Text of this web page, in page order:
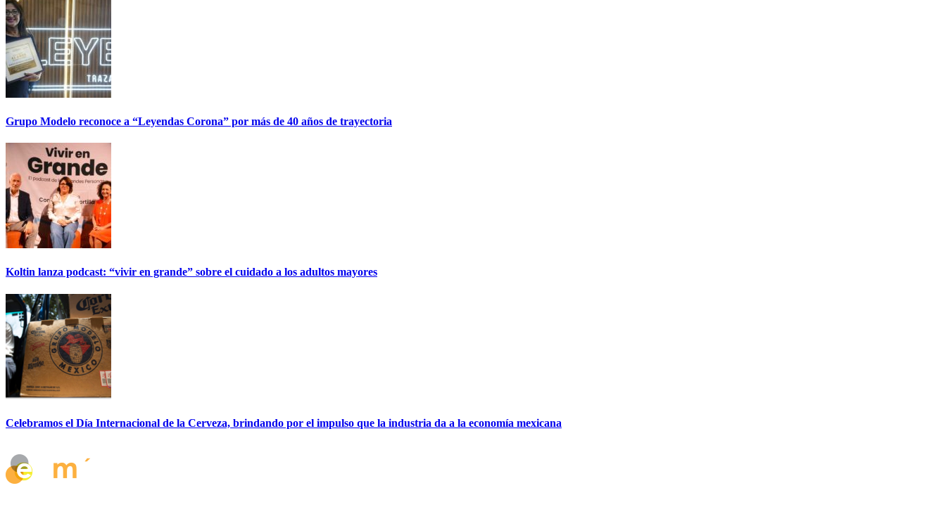
Grupo Modelo reconoce a “Leyendas Corona” por más de 40 años de trayectoria
Koltin lanza podcast: “vivir en grande” sobre el cuidado a los adultos mayores
Celebramos el Día Internacional de la Cerveza, brindando por el impulso que la industria da a la economía mexicana